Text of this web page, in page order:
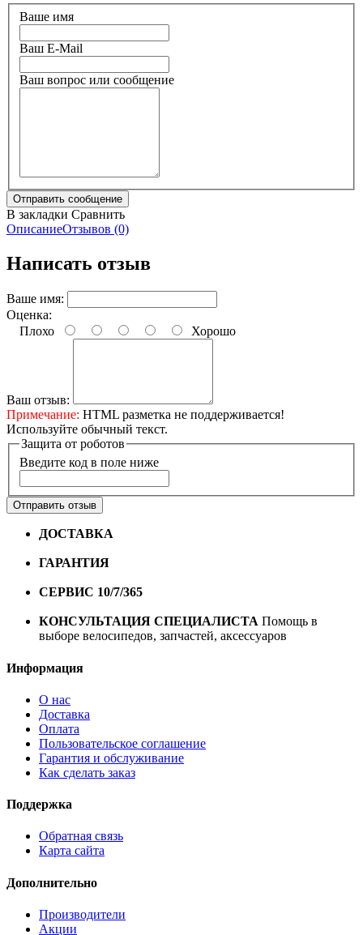
Ваше имя
Ваш E-Mail
Ваш вопрос или сообщение
В закладки Сравнить
ОписаниеОтзывов (0)
Написать отзыв
Ваше имя:
Оценка:
Плохо
Хорошо
Ваш отзыв:
Примечание: HTML разметка не поддерживается!
Используйте обычный текст.
Защита от роботов
Введите код в поле ниже
Отправить отзыв
ДОСТАВКА
ГАРАНТИЯ
СЕРВИС 10/7/365
КОНСУЛЬТАЦИЯ СПЕЦИАЛИСТА Помощь в
выборе велосипедов, запчастей, аксессуаров
Информация
О нас
Доставка
Оплата
Пользовательское соглашение
Гарантия и обслуживание
Как сделать заказ
Поддержка
Обратная связь
Карта сайта
Дополнительно
Производители
Акции